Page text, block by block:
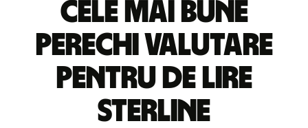
Cele mai bune
perechi valutare
pentru de lire
sterline